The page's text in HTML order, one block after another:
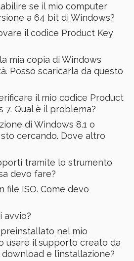
se il mio computer
a 64 bit di Windows?
il codice Product Key
mia copia di Windows
Posso scaricarla da questo
il mio codice Product
7. Qual è il problema?
di Windows 8.1 o
cercando. Dove altro
tramite lo strumento
devo fare?
file ISO. Come devo
avvio?
nel mio
usare il supporto creato da
e l’installazione?